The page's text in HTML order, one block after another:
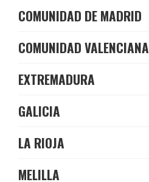
COMUNIDAD DE MADRID
COMUNIDAD VALENCIANA
EXTREMADURA
GALICIA
LA RIOJA
MELILLA